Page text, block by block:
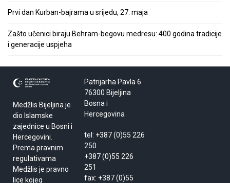
Prvi dan Kurban-bajrama u srijedu, 27. maja
Zašto učenici biraju Behram-begovu medresu: 400 godina tradicije
i generacije uspjeha
Medžlis Bijeljina je
dio Islamske
zajednice u Bosni i
Hercegovini.
Prema pravnim
regulativama
Medžlis je pravno
lice kojeg
Patrijarha Pavla 6
76300 Bijeljina
Bosna i
Hercegovina
tel: +387 (0)55 226
250
+387 (0)55 226
251
fax: +387 (0)55